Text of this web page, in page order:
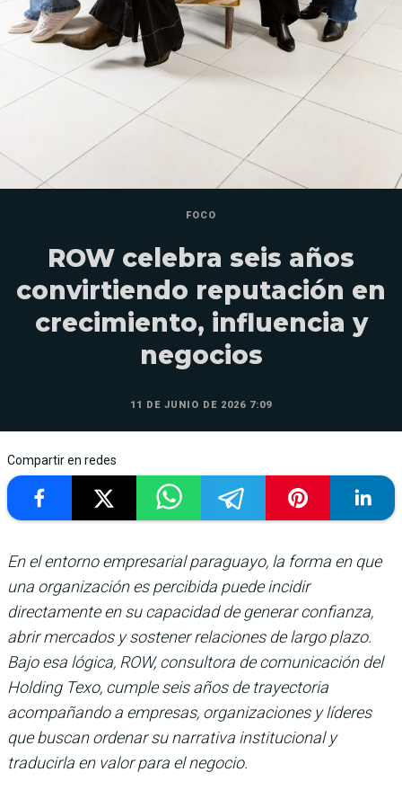
FOCO
ROW celebra seis años
convirtiendo reputación en
crecimiento, influencia y
negocios
11 DE JUNIO DE 2026 7:09
Compartir en redes
En el entorno empresarial paraguayo, la forma en que
una organización es percibida puede incidir
directamente en su capacidad de generar confianza,
abrir mercados y sostener relaciones de largo plazo.
Bajo esa lógica, ROW, consultora de comunicación del
Holding Texo, cumple seis años de trayectoria
acompañando a empresas, organizaciones y líderes
que buscan ordenar su narrativa institucional y
traducirla en valor para el negocio.